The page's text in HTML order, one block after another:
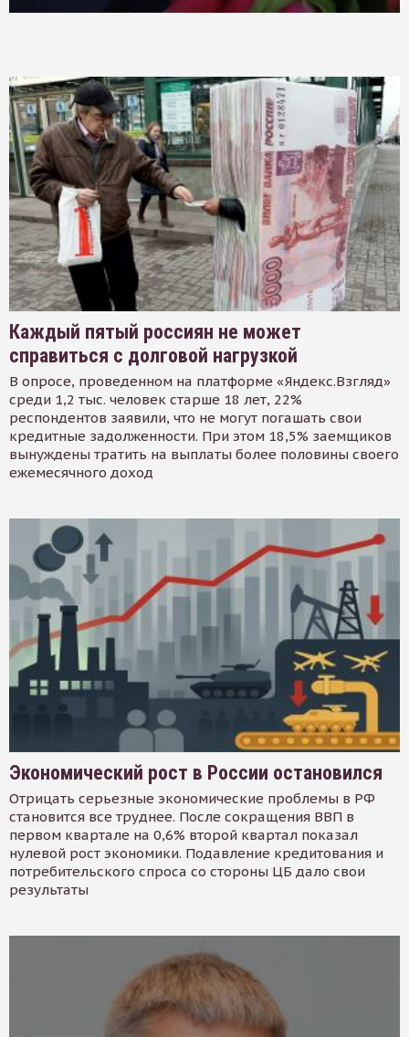
Каждый пятый россиян не может
справиться с долговой нагрузкой
В опросе, проведенном на платформе «Яндекс.Взгляд»
среди 1,2 тыс. человек старше 18 лет, 22%
респондентов заявили, что не могут погашать свои
кредитные задолженности. При этом 18,5% заемщиков
вынуждены тратить на выплаты более половины своего
ежемесячного доход
Экономический рост в России остановился
Отрицать серьезные экономические проблемы в РФ
становится все труднее. После сокращения ВВП в
первом квартале на 0,6% второй квартал показал
нулевой рост экономики. Подавление кредитования и
потребительского спроса со стороны ЦБ дало свои
результаты